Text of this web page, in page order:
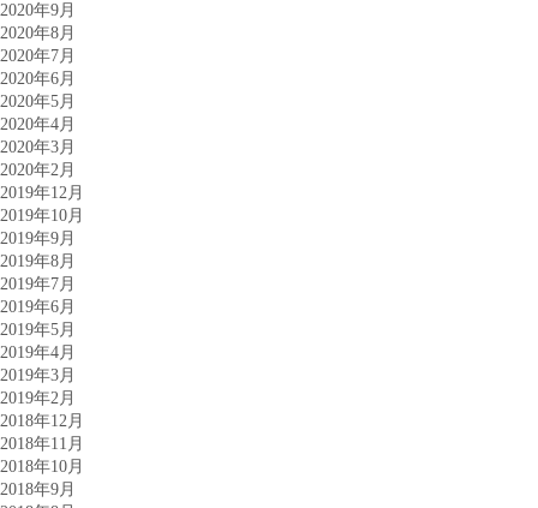
2020年9月
2020年8月
2020年7月
2020年6月
2020年5月
2020年4月
2020年3月
2020年2月
2019年12月
2019年10月
2019年9月
2019年8月
2019年7月
2019年6月
2019年5月
2019年4月
2019年3月
2019年2月
2018年12月
2018年11月
2018年10月
2018年9月